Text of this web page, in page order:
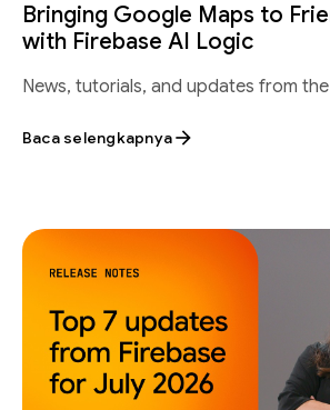
Bringing Google Maps to
with Firebase AI Logic
News, tutorials, and updates from
Baca selengkapnya